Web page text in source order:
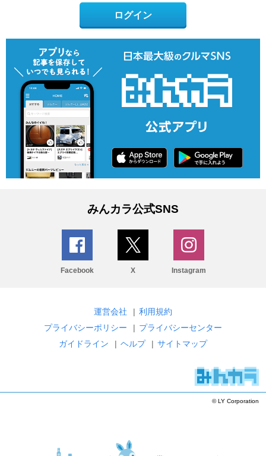
ログイン
みんカラ公式SNS
Facebook X Instagram
運営会社 | 利用規約
プライバシーポリシー
| プライバシーセンター
ガイドライン
| ヘルプ | サイトマップ
© LY Corporation